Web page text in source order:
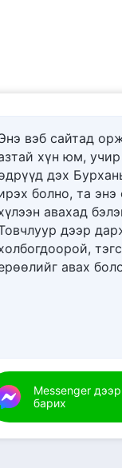
Мэдээ
бууж ирлээ! Та
холбоо барих
вэб сайтад
хүн юм,
дэх
болно, та энэ
авахад
дээр
авах
Messenger
барих